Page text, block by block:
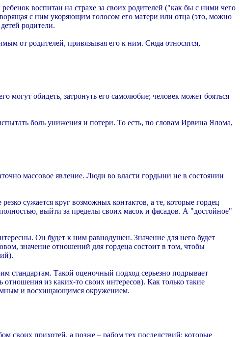
воспитан на страхе за своих родителей ("как бы с ними чего
с ним укоряющим голосом его матери или отца (это, можно
родители.
от родителей, привязывая его к ним. Сюда относятся,
могут обидеть, затронуть его самолюбие; человек может бояться
боль унижения и потери. То есть, по словам Ирвина Ялома,
массовое явление. Люди во власти гордыни не в состоянии
сужается круг возможных контактов, а те, которые гордец
выйти за пределы своих масок и фасадов. А "достойное"
Он будет к ним равнодушен. Значение для него будет
значение отношений для гордеца состоит в том, чтобы
стандартам. Такой оценочный подход серьезно подрывает
из каких-то своих интересов). Как только такие
и восхищающимся окружением.
своих прихотей, а позже – рабом тех последствий; которые